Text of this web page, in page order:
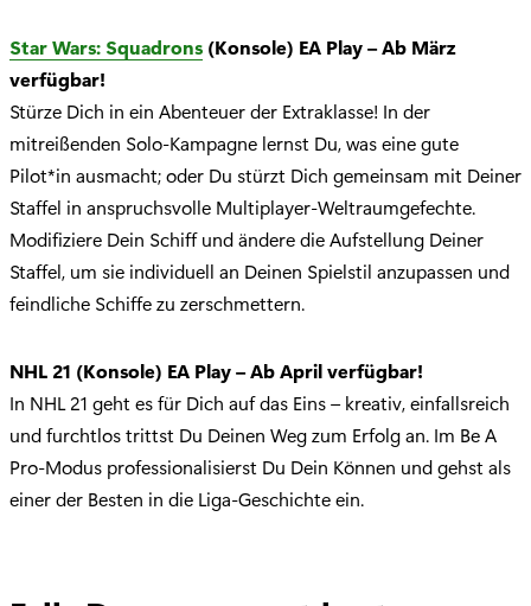
Star Wars: Squadrons (Konsole) EA Play – Ab März
verfügbar!
Stürze Dich in ein Abenteuer der Extraklasse! In der
mitreißenden Solo-Kampagne lernst Du, was eine gute
Pilot*in ausmacht; oder Du stürzt Dich gemeinsam mit Deiner
Staffel in anspruchsvolle Multiplayer-Weltraumgefechte.
Modifiziere Dein Schiff und ändere die Aufstellung Deiner
Staffel, um sie individuell an Deinen Spielstil anzupassen und
feindliche Schiffe zu zerschmettern.
NHL 21 (Konsole) EA Play – Ab April verfügbar!
In NHL 21 geht es für Dich auf das Eins – kreativ, einfallsreich
und furchtlos trittst Du Deinen Weg zum Erfolg an. Im Be A
Pro-Modus professionalisierst Du Dein Können und gehst als
einer der Besten in die Liga-Geschichte ein.